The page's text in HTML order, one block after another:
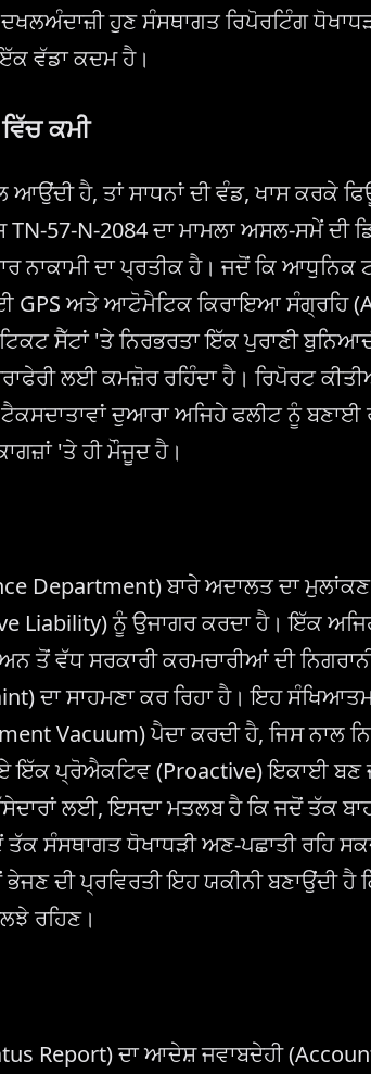
ਦਖਲਅੰਦਾਜ਼ੀ ਹੁਣ ਸੰਸਥਾਗਤ ਰਿਪੋਰਟਿੰਗ
ਵੱਡਾ ਕਦਮ ਹੈ।
ਕਮੀ
ਆਉਂਦੀ ਹੈ, ਤਾਂ ਸਾਧਨਾਂ ਦੀ ਵੰਡ, ਖਾਸ ਕਰਕੇ
57-N-2084 ਦਾ ਮਾਮਲਾ ਅਸਲ-ਸਮੇਂ ਦੀ
ਨਾਕਾਮੀ ਦਾ ਪ੍ਰਤੀਕ ਹੈ। ਜਦੋਂ ਕਿ
GPS ਅਤੇ ਆਟੋਮੈਟਿਕ ਕਿਰਾਇਆ ਸੰਗ੍ਰਹਿ
ਸੈੱਟਾਂ 'ਤੇ ਨਿਰਭਰਤਾ ਇੱਕ ਪੁਰਾਣੀ
ਲਈ ਕਮਜ਼ੋਰ ਰਹਿੰਦਾ ਹੈ। ਰਿਪੋਰਟ
ਦੁਆਰਾ ਅਜਿਹੇ ਫਲੀਟ ਨੂੰ
'ਤੇ ਹੀ ਮੌਜੂਦ ਹੈ।
Department) ਬਾਰੇ ਅਦਾਲਤ ਦਾ
Liability) ਨੂੰ ਉਜਾਗਰ ਕਰਦਾ ਹੈ। ਇੱਕ
ਤੋਂ ਵੱਧ ਸਰਕਾਰੀ ਕਰਮਚਾਰੀਆਂ ਦੀ
ਦਾ ਸਾਹਮਣਾ ਕਰ ਰਿਹਾ ਹੈ। ਇਹ
Vacuum) ਪੈਦਾ ਕਰਦੀ ਹੈ, ਜਿਸ ਨਾਲ
ਇੱਕ ਪ੍ਰੋਐਕਟਿਵ (Proactive) ਇਕਾਈ ਬਣ
ਲਈ, ਇਸਦਾ ਮਤਲਬ ਹੈ ਕਿ ਜਦੋਂ ਤੱਕ
ਸੰਸਥਾਗਤ ਧੋਖਾਧੜੀ ਅਣ-ਪਛਾਤੀ ਰਹਿ
ਦੀ ਪ੍ਰਵਿਰਤੀ ਇਹ ਯਕੀਨੀ ਬਣਾਉਂਦੀ ਹੈ
ਰਹਿਣ।
Report) ਦਾ ਆਦੇਸ਼ ਜਵਾਬਦੇਹੀ